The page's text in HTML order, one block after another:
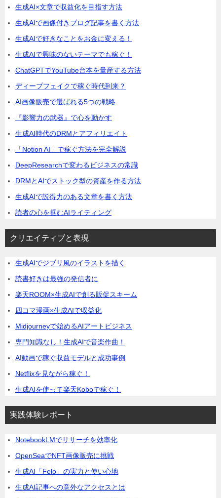
生成AI×文章で収益化を目指す方法
生成AIで画像付きブログ記事を書く方法
生成AIで好きなことをお金に変える！
生成AIで興味のないテーマでも稼ぐ！
ChatGPTでYouTube台本を量産する方法
ディープフェイクで稼ぐ時代到来？
AI画像販売で選ばれる5つの戦略
『影響力の武器』で心を動かす
生成AI時代のDRMとアフィリエイト
「Notion AI」で稼ぐ方法を完全解説
DeepResearchで変わるビジネスの常識
DRMとAIでストック型の資産を作る方法
生成AIで説得力のある文章を書く方法
読者の心を掴むAIライティング
クリエイティブと表現
生成AIでジブリ風のイラストを描く
読書好きは最強の発信者に
楽天ROOM×生成AIで創る販促スキーム
四コマ漫画×生成AIで収益化
Midjourneyで始めるAIアートビジネス
専門知識なし！生成AIで音楽作曲！
AI動画で稼ぐ収益モデルと成功事例
Netflixを見ながら稼ぐ！
生成AIを使って楽天Koboで稼ぐ！
実践体験レポート
NotebookLMでリサーチを効率化
OpenSeaでNFT画像販売に挑戦
生成AI「Felo」の実力と使い心地
生成AI記事への意外なアクセスとは